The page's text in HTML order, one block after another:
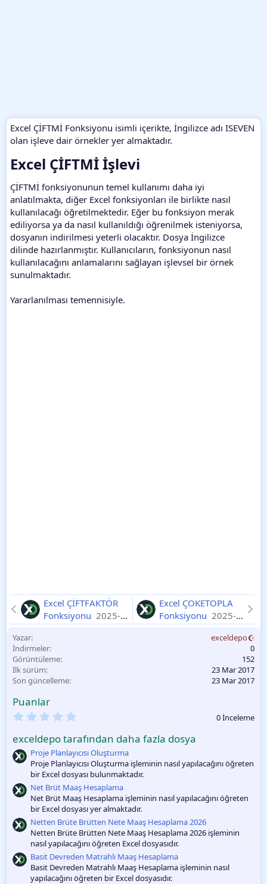
Excel ÇİFTMİ Fonksiyonu isimli içerikte, İngilizce adı ISEVEN
olan işleve dair örnekler yer almaktadır.
Excel ÇİFTMİ İşlevi​
ÇİFTMİ fonksiyonunun temel kullanımı daha iyi
anlatılmakta, diğer Excel fonksiyonları ile birlikte nasıl
kullanılacağı öğretilmektedir. Eğer bu fonksiyon merak
ediliyorsa ya da nasıl kullanıldığı öğrenilmek isteniyorsa,
dosyanın indirilmesi yeterli olacaktır. Dosya İngilizce
dilinde hazırlanmıştır. Kullanıcıların, fonksiyonun nasıl
kullanılacağını anlamalarını sağlayan işlevsel bir örnek
sunulmaktadır.
Yararlanılması temennisiyle.
Excel ÇİFTFAKTÖR
Fonksiyonu 2025-
11-11
Excel ÇOKETOPLA
Fonksiyonu 2025-
11-11
Yazar
exceldepo
İndirmeler
0
Görüntüleme
152
İlk sürüm
23 Mar 2017
Son güncelleme
23 Mar 2017
Puanlar
0
O
y
l
a
m
a
0 İnceleme
exceldepo tarafından daha fazla dosya
Proje Planlayıcısı Oluşturma
Proje Planlayıcısı Oluşturma işleminin nasıl yapılacağını öğreten
bir Excel dosyası bulunmaktadır.
Net Brüt Maaş Hesaplama
Net Brüt Maaş Hesaplama işleminin nasıl yapılacağını öğreten
bir Excel dosyası yer almaktadır.
Netten Brüte Brütten Nete Maaş Hesaplama 2026
Netten Brüte Brütten Nete Maaş Hesaplama 2026 işleminin
nasıl yapılacağını öğreten Excel dosyasıdır.
Basit Devreden Matrahlı Maaş Hesaplama
Basit Devreden Matrahlı Maaş Hesaplama işleminin nasıl
yapılacağını öğreten bir Excel dosyasıdır.